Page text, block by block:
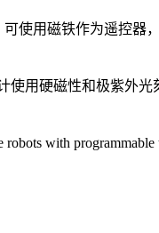
使用磁铁作为遥控器
用硬磁性和极紫外
with programmable